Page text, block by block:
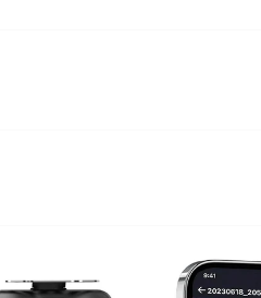
je telefoon of tablet log je
te bekijken of over te zetten op
tot 10 meter). Om vanaf grotere